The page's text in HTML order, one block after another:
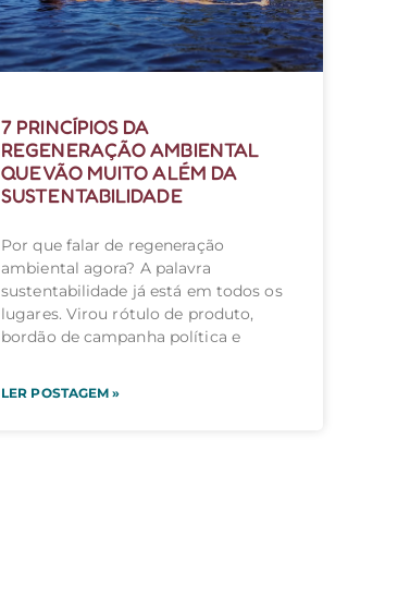
7 PRINCÍPIOS DA
REGENERAÇÃO AMBIENTAL
QUE VÃO MUITO ALÉM DA
SUSTENTABILIDADE
Por que falar de regeneração
ambiental agora? A palavra
sustentabilidade já está em todos os
lugares. Virou rótulo de produto,
bordão de campanha política e
LER POSTAGEM »